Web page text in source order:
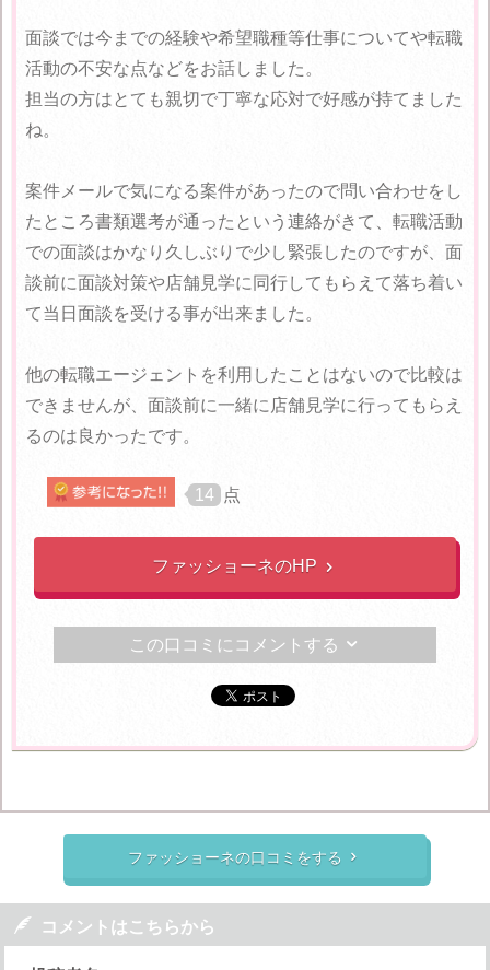
面談では今までの経験や希望職種等仕事についてや転職
活動の不安な点などをお話しました。
担当の方はとても親切で丁寧な応対で好感が持てました
ね。
案件メールで気になる案件があったので問い合わせをし
たところ書類選考が通ったという連絡がきて、転職活動
での面談はかなり久しぶりで少し緊張したのですが、面
談前に面談対策や店舗見学に同行してもらえて落ち着い
て当日面談を受ける事が出来ました。
他の転職エージェントを利用したことはないので比較は
できませんが、面談前に一緒に店舗見学に行ってもらえ
るのは良かったです。
14 点
ファッショーネのHP 
この口コミにコメントする 
ファッショーネの口コミをする 
 コメントはこちらから